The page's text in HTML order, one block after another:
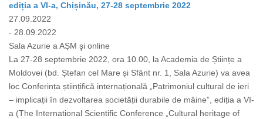
ediția a VI-a, Chișinău, 27-28 septembrie 2022
27.09.2022
- 28.09.2022
Sala Azurie a AȘM şi online
La 27-28 septembrie 2022, ora 10.00, la Academia de Științe a
Moldovei (bd. Ștefan cel Mare și Sfânt nr. 1, Sala Azurie) va avea
loc Conferința științifică internațională „Patrimoniul cultural de ieri
– implicații în dezvoltarea societății durabile de mâine”, ediția a VI-
a (The International Scientific Conference „Cultural heritage of